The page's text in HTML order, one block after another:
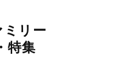
リー
特集